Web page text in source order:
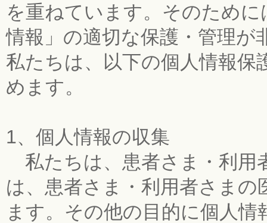
を重ねています。そのため
情報」の適切な保護・管理
私たちは、以下の個人情報保
めます。
1、個人情報の収集
私たちは、患者さま・利用
は、患者さま・利用者さま
ます。その他の目的に個人